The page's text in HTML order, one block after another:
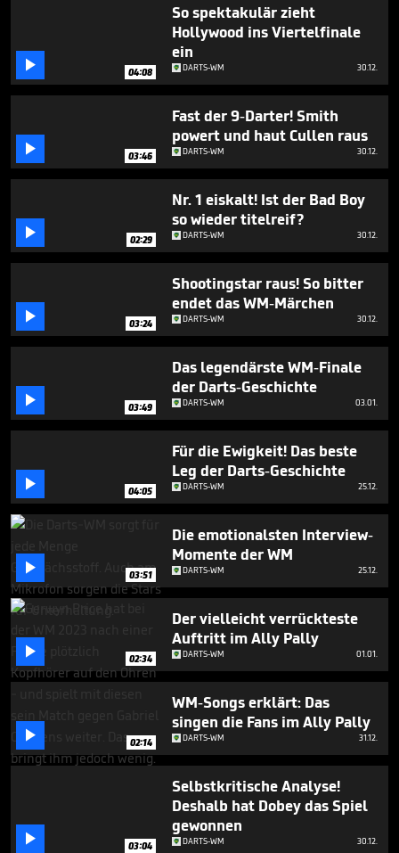
seconds
 04:08
So spektakulär zieht
Hollywood ins Viertelfinale
ein
DARTS-WM 30.12.
 03:46
Fast der 9-Darter! Smith
powert und haut Cullen raus
DARTS-WM 30.12.
 02:29
Nr. 1 eiskalt! Ist der Bad Boy
so wieder titelreif?
DARTS-WM 30.12.
 03:24
Shootingstar raus! So bitter
endet das WM-Märchen
DARTS-WM 30.12.
 03:49
Das legendärste WM-Finale
der Darts-Geschichte
DARTS-WM 03.01.
 04:05
Für die Ewigkeit! Das beste
Leg der Darts-Geschichte
DARTS-WM 25.12.
 03:51
Die emotionalsten Interview-
Momente der WM
DARTS-WM 25.12.
 02:34
Der vielleicht verrückteste
Auftritt im Ally Pally
DARTS-WM 01.01.
 02:14
WM-Songs erklärt: Das
singen die Fans im Ally Pally
DARTS-WM 31.12.
 03:04
Selbstkritische Analyse!
Deshalb hat Dobey das Spiel
gewonnen
DARTS-WM 30.12.